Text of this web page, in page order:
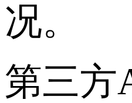
况。
第三方